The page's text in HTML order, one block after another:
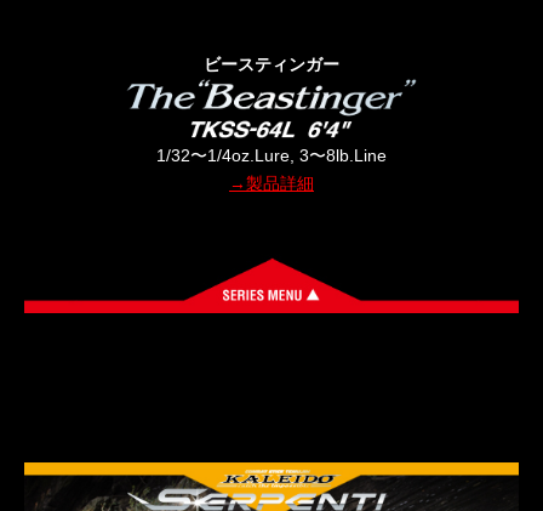
ビースティンガー
1/32〜1/4oz.Lure, 3〜8lb.Line
→製品詳細